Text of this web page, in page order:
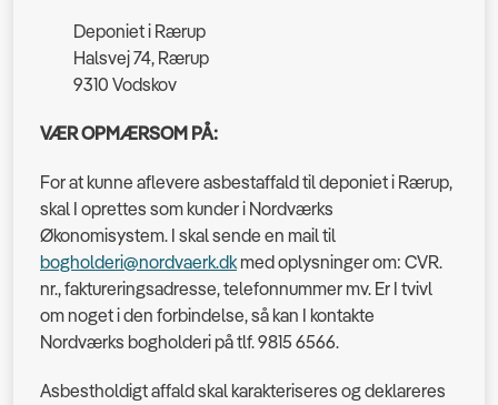
Deponiet i Rærup
Halsvej 74, Rærup
9310 Vodskov
VÆR OPMÆRSOM PÅ:
For at kunne aflevere asbestaffald til deponiet i Rærup,
skal I oprettes som kunder i Nordværks
Økonomisystem. I skal sende en mail til
bogholderi@nordvaerk.dkmed oplysninger om: CVR.
nr., faktureringsadresse, telefonnummer mv. Er I tvivl
om noget i den forbindelse, så kan I kontakte
Nordværks bogholderi på tlf. 9815 6566.
Asbestholdigt affald skal karakteriseres og deklareres